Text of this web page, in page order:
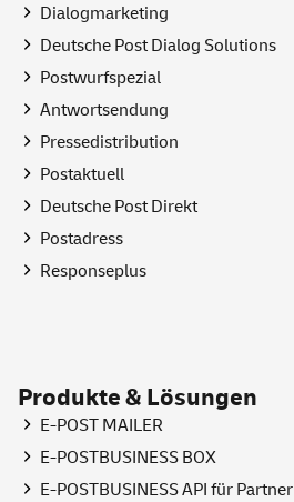
Dialogmarketing
Deutsche Post Dialog Solutions
Postwurfspezial
Antwortsendung
Pressedistribution
Postaktuell
Deutsche Post Direkt
Postadress
Responseplus
Produkte & Lösungen
E-POST MAILER
E-POSTBUSINESS BOX
E-POSTBUSINESS API für Partner